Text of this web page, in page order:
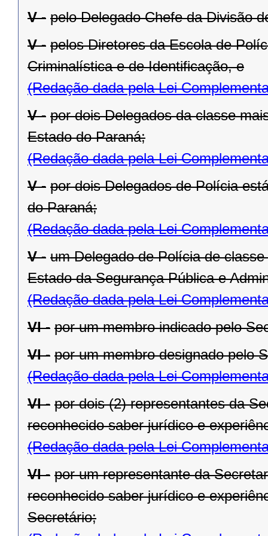
V - pelo Delegado Chefe da Divisão
V - pelos Diretores da Escola de
Criminalística e de Identificação, e
(Redação dada pela Lei
V - por dois Delegados da classe
Estado do Paraná;
(Redação dada pela Lei
V - por dois Delegados de Polícia
do Paraná;
(Redação dada pela Lei
V - um Delegado de Polícia de
Estado da Segurança Pública e
(Redação dada pela Lei
VI - por um membro indicado pelo
VI - por um membro designado pelo
(Redação dada pela Lei
VI - por dois (2) representantes da
reconhecido saber jurídico e
(Redação dada pela Lei
VI - por um representante da
reconhecido saber jurídico e
Secretário;